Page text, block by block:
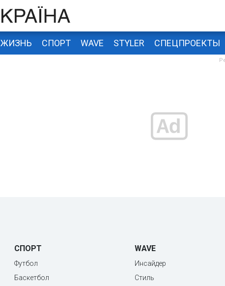
ЖИЗНЬ СПОРТ WAVE STYLER СПЕЦПРОЕКТЫ
СПОРТ
Футбол
Баскетбол
WAVE
Инсайдер
Стиль